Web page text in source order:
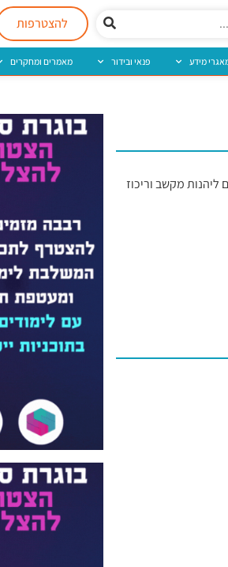
להצטרפות
מידע פנאי ובידור מאמרים ומחקרים
ליהנות מקשב וריכוז